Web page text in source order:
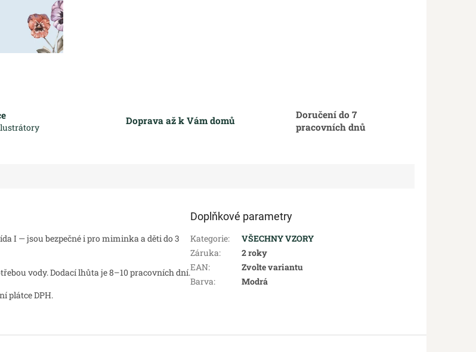
Doprava až k Vám domů
Doručení do 7
pracovních dnů
I — jsou bezpečné i pro miminka a děti do 3
vody. Dodací lhůta je 8–10 pracovních dní.
plátce DPH.
Doplňkové parametry
Kategorie:
VŠECHNY VZORY
Záruka:
2 roky
EAN:
Zvolte variantu
Barva: Modrá